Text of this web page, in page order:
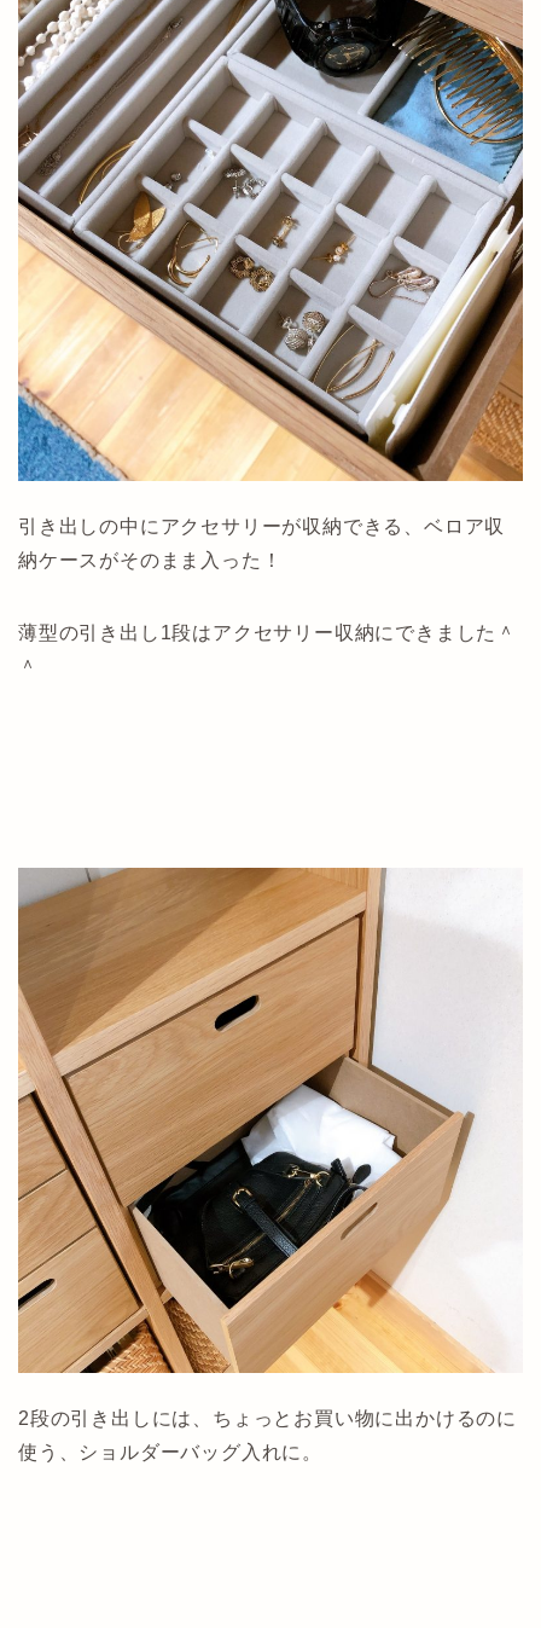
引き出しの中にアクセサリーが収納できる、ベロア収
納ケースがそのまま入った！
薄型の引き出し1段はアクセサリー収納にできました＾
＾
2段の引き出しには、ちょっとお買い物に出かけるのに
使う、ショルダーバッグ入れに。